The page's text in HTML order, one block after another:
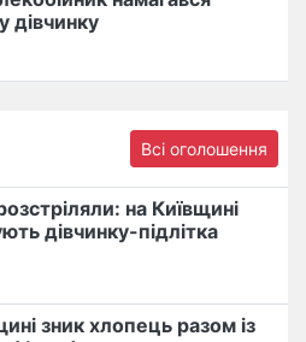
дівчинку
Всі оголошення
на Київщині
дівчинку-підлітка
зник хлопець разом із